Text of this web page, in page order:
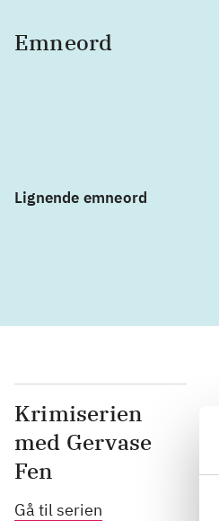
Emneord
Lignende emneord
Krimiserien
med Gervase
Fen
Gå til serien